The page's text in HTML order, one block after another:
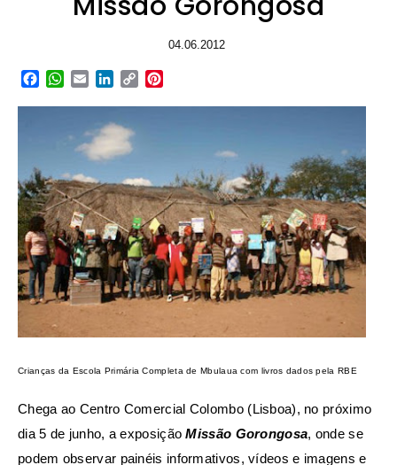
04.06.2012
Facebook
WhatsApp
EmailLinkedIn
Copy
Crianças da Escola Primária Completa de Mbulaua com livros dados pela RBE
Chega ao Centro Comercial Colombo (Lisboa), no próximo
dia 5 de junho, a exposiçãoMissão Gorongosa, onde se
podem observar painéis informativos, vídeos e imagens e